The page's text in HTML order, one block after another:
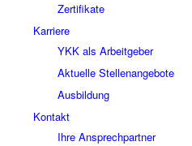
Zertifikate
Karriere
YKK als Arbeitgeber
Aktuelle Stellenangebote
Ausbildung
Kontakt
Ihre Ansprechpartner